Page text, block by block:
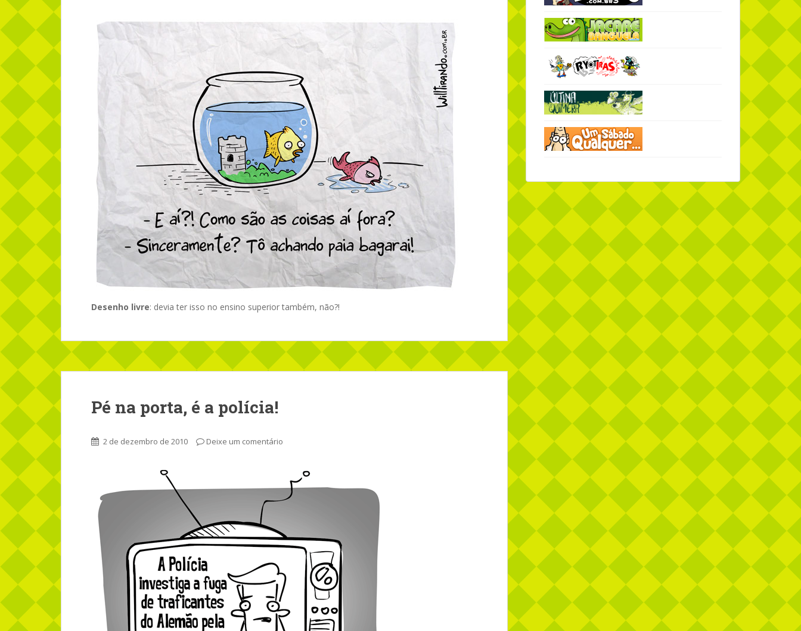
Desenho livre: devia ter isso no ensino superior também, não?!
Pé na porta, é a polícia!
2 de dezembro de 2010 Deixe um comentário